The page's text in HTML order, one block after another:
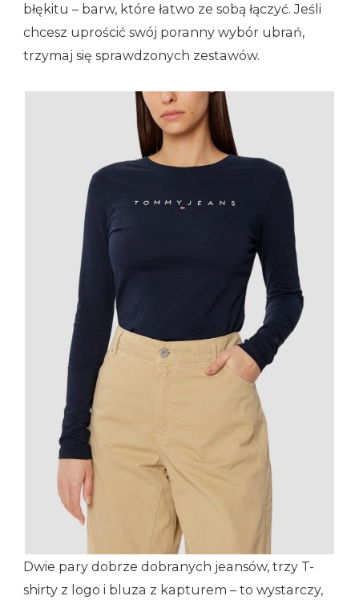
błękitu – barw, które łatwo ze sobą łączyć. Jeśli
chcesz uprościć swój poranny wybór ubrań,
trzymaj się sprawdzonych zestawów.
Dwie pary dobrze dobranych jeansów, trzy T-
shirty z logo i bluza z kapturem – to wystarczy,